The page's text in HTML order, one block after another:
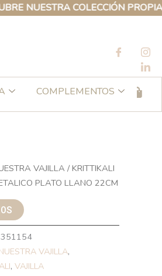
COLECCIÓN PROPIA DE
COMPLEMENTOS
VAJILLA / KRITTIKALI
PLATO LLANO 22CM
VAJILLA,
, VAJILLA